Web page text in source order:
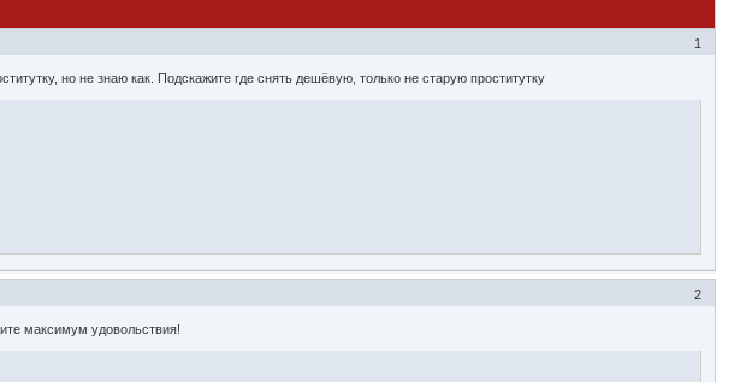
1
но не знаю как. Подскажите где снять дешёвую, только не старую проститутку
2
максимум удовольствия!